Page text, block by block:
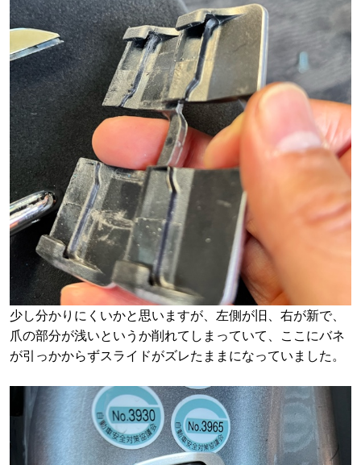
少し分かりにくいかと思いますが、左側が旧、右が新で、
爪の部分が浅いというか削れてしまっていて、ここにバネ
が引っかからずスライドがズレたままになっていました。